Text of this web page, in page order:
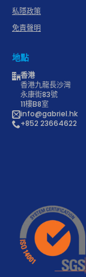
私隱政策
免責聲明
地點
香港
香港九龍長沙灣
永康街83號
11樓B8室
info@gabriel.hk
+852 23664622